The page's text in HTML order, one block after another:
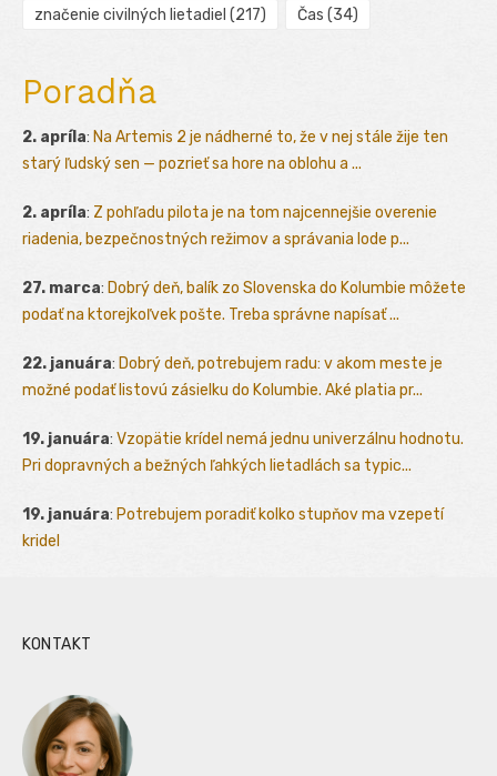
značenie civilných lietadiel (217) Čas (34)
Poradňa
2. apríla: Na Artemis 2 je nádherné to, že v nej stále žije ten
starý ľudský sen — pozrieť sa hore na oblohu a ...
2. apríla: Z pohľadu pilota je na tom najcennejšie overenie
riadenia, bezpečnostných režimov a správania lode p...
27. marca: Dobrý deň, balík zo Slovenska do Kolumbie môžete
podať na ktorejkoľvek pošte. Treba správne napísať ...
22. januára: Dobrý deň, potrebujem radu: v akom meste je
možné podať listovú zásielku do Kolumbie. Aké platia pr...
19. januára: Vzopätie krídel nemá jednu univerzálnu hodnotu.
Pri dopravných a bežných ľahkých lietadlách sa typic...
19. januára: Potrebujem poradiť kolko stupňov ma vzepetí
kridel
KONTAKT